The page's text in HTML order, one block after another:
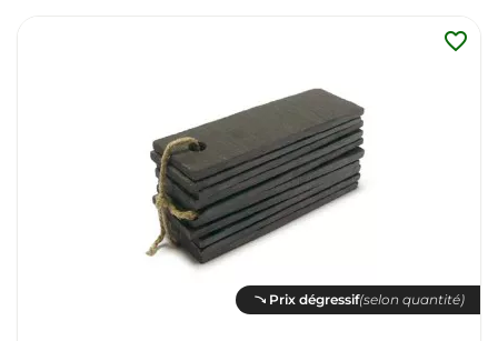
Prix dégressif(selon quantité)
favorite_border